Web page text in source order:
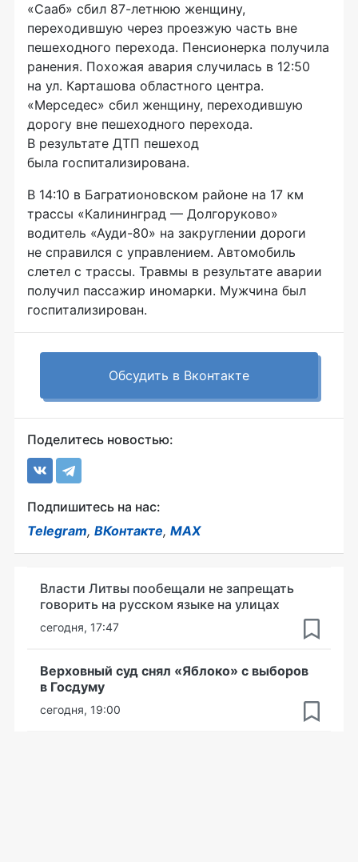
«Сааб» сбил 87-летнюю женщину,
переходившую через проезжую часть вне
пешеходного перехода. Пенсионерка получила
ранения. Похожая авария случилась в 12:50
на ул. Карташова областного центра.
«Мерседес» сбил женщину, переходившую
дорогу вне пешеходного перехода.
В результате ДТП пешеход
была госпитализирована.
В 14:10 в Багратионовском районе на 17 км
трассы «Калининград — Долгоруково»
водитель «Ауди-80» на закруглении дороги
не справился с управлением. Автомобиль
слетел с трассы. Травмы в результате аварии
получил пассажир иномарки. Мужчина был
госпитализирован.
Обсудить в Вконтакте
Поделитесь новостью:
Подпишитесь на нас:
Telegram, ВКонтакте, MAX
Власти Литвы пообещали не запрещать
говорить на русском языке на улицах
сегодня, 17:47
Верховный суд снял «Яблоко» с выборов
в Госдуму
сегодня, 19:00